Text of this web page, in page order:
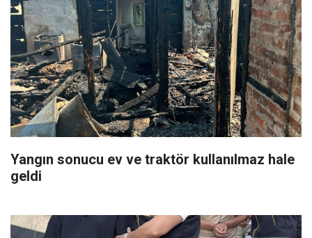
Yangın sonucu ev ve traktör kullanılmaz hale
geldi